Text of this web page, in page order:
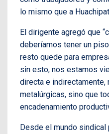
lo mismo que a
El dirigente agregó que
deberíamos tener un
resto quede para
sin esto, nos estamos
directa e
metalúrgicas, sino que
encadenamiento
Desde el mundo sindical